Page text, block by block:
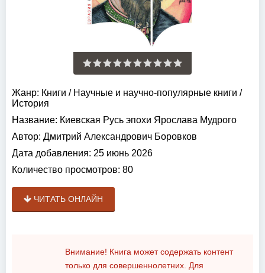
Жанр: Книги / Научные и научно-популярные книги /
История
Название: Киевская Русь эпохи Ярослава Мудрого
Автор: Дмитрий Александрович Боровков
Дата добавления: 25 июнь 2026
Количество просмотров: 80
ЧИТАТЬ ОНЛАЙН
Внимание! Книга может содержать контент
только для совершеннолетних. Для